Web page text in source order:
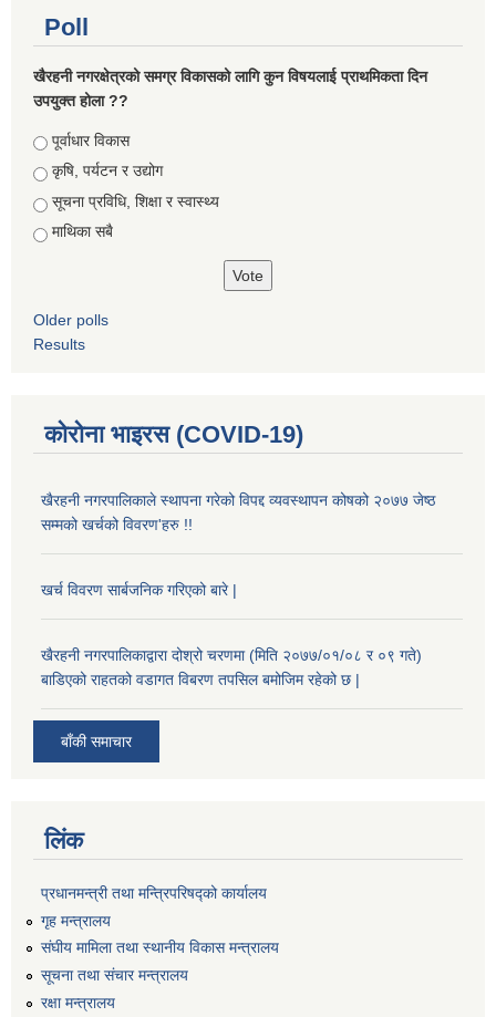
Poll
खैरहनी नगरक्षेत्रको समग्र विकासको लागि कुन विषयलाई प्राथमिकता दिन
उपयुक्त होला ??
Choices
पूर्वाधार विकास
कृषि, पर्यटन र उद्योग
सूचना प्रविधि, शिक्षा र स्वास्थ्य
माथिका सबै
Older polls
Results
कोरोना भाइरस (COVID-19)
खैरहनी नगरपालिकाले स्थापना गरेको विपद्द व्यवस्थापन कोषको २०७७ जेष्ठ
सम्मको खर्चको विवरण'हरु !!
खर्च विवरण सार्बजनिक गरिएको बारे |
खैरहनी नगरपालिकाद्वारा दोश्रो चरणमा (मिति २०७७/०१/०८ र ०९ गते)
बाडिएको राहतको वडागत विबरण तपसिल बमोजिम रहेको छ |
बाँकी समाचार
लिंक
प्रधानमन्त्री तथा मन्त्रिपरिषद्को कार्यालय
गृह मन्त्रालय
संघीय मामिला तथा स्थानीय विकास मन्त्रालय
सूचना तथा संचार मन्त्रालय
रक्षा मन्त्रालय